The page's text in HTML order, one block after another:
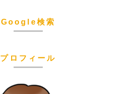
Google検索
プロフィール